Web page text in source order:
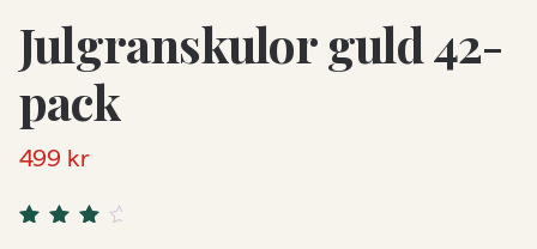
Julgranskulor guld 42-
pack
499 kr